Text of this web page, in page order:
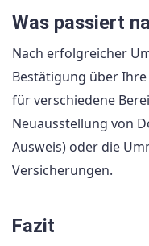
Was passiert
Nach erfolgreicher
Bestätigung über
für verschiedene
Neuausstellung von
Ausweis) oder die
Versicherungen.
Fazit